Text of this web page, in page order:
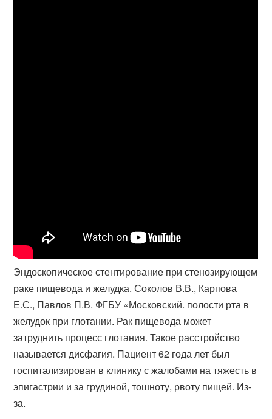
Эндоскопическое стентирование при стенозирующем
раке пищевода и желудка. Соколов В.В., Карпова
Е.С., Павлов П.В. ФГБУ «Московский. полости рта в
желудок при глотании. Рак пищевода может
затруднить процесс глотания. Такое расстройство
называется дисфагия. Пациент 62 года лет был
госпитализирован в клинику с жалобами на тяжесть в
эпигастрии и за грудиной, тошноту, рвоту пищей. Из-
за.